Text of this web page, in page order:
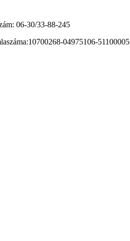
06-30/33-88-245
04975106-51100005